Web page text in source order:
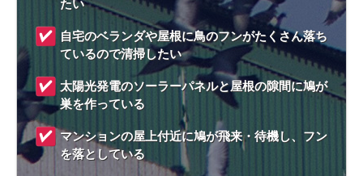
たい
自宅のベランダや屋根に鳥のフンがたくさん落ち
ているので清掃したい
太陽光発電のソーラーパネルと屋根の隙間に鳩が
巣を作っている
マンションの屋上付近に鳩が飛来・待機し、フン
を落としている